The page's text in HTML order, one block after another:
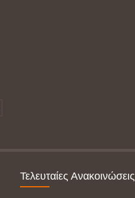
Τελευταίες Ανακοινώσεις